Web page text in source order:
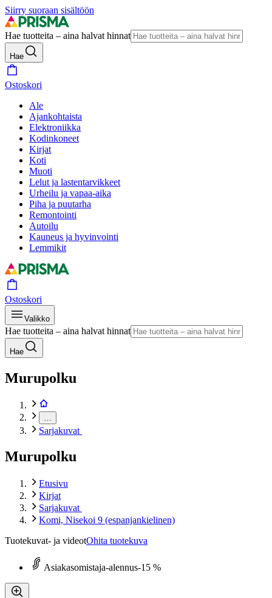
Siirry suoraan sisältöön
Hae tuotteita – aina halvat hinnat
Hae
Ostoskori
Ale
Ajankohtaista
Elektroniikka
Kodinkoneet
Kirjat
Koti
Muoti
Lelut ja lastentarvikkeet
Urheilu ja vapaa-aika
Piha ja puutarha
Remontointi
Autoilu
Kauneus ja hyvinvointi
Lemmikit
Ostoskori
Valikko
Hae tuotteita – aina halvat hinnat
Hae
Murupolku
Sarjakuvat
Murupolku
Etusivu
Kirjat
Sarjakuvat
Komi, Nisekoi 9 (espanjankielinen)
Tuotekuvat- ja videotOhita tuotekuva
Asiakasomistaja-alennus-15 %